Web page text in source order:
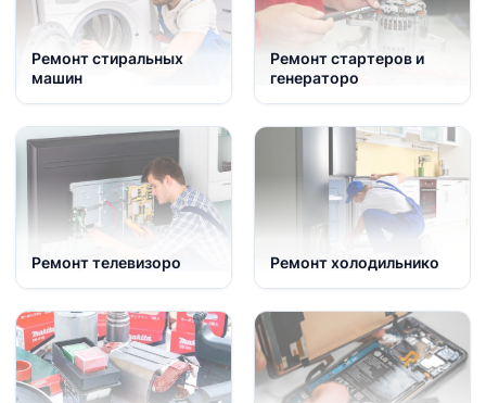
Ремонт стиральных
машин
Ремонт стартеров и
генераторо
Ремонт телевизоро Ремонт холодильнико